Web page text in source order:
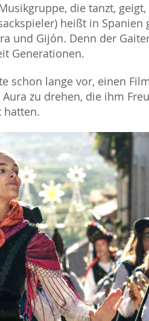
die tanzt,
heißt in
und Gijón. Denn der
Generationen.
schon lange vor, einen
zu drehen, die ihm
hatten.